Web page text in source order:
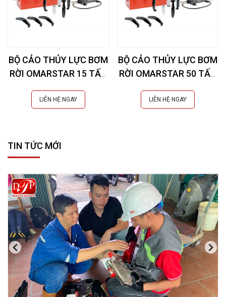
BỘ CẢO THỦY LỰC BƠM
RỜI OMARSTAR 15 TẤN
LIÊN HỆ NGAY
BỘ CẢO THỦY LỰC BƠM
RỜI OMARSTAR 50 TẤN
LIÊN HỆ NGAY
TIN TỨC MỚI